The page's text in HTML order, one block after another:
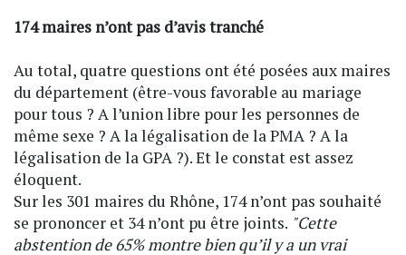
174 maires n’ont pas d’avis tranché
Au total, quatre questions ont été posées aux maires
du département (être-vous favorable au mariage
pour tous ? A l’union libre pour les personnes de
même sexe ? A la légalisation de la PMA ? A la
légalisation de la GPA ?). Et le constat est assez
éloquent.
Sur les 301 maires du Rhône, 174 n’ont pas souhaité
se prononcer et 34 n’ont pu être joints. "Cette
abstention de 65% montre bien qu’il y a un vrai